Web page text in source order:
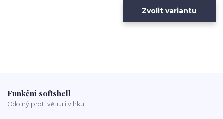
Zvolit variantu
Funkční softshell
Odolný proti větru i vlhku